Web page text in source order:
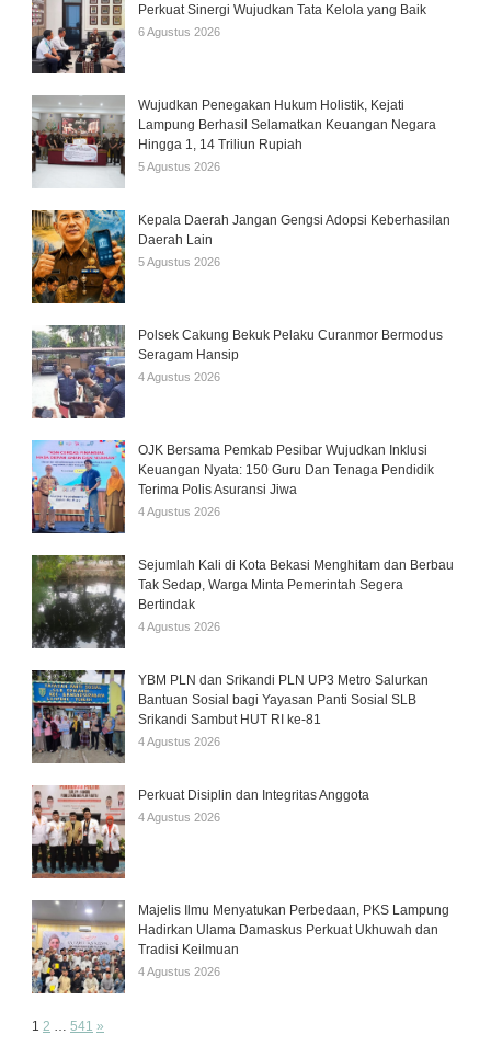
Perkuat Sinergi Wujudkan Tata Kelola yang Baik
6 Agustus 2026
Wujudkan Penegakan Hukum Holistik, Kejati
Lampung Berhasil Selamatkan Keuangan Negara
Hingga 1, 14 Triliun Rupiah
5 Agustus 2026
Kepala Daerah Jangan Gengsi Adopsi Keberhasilan
Daerah Lain
5 Agustus 2026
Polsek Cakung Bekuk Pelaku Curanmor Bermodus
Seragam Hansip
4 Agustus 2026
OJK Bersama Pemkab Pesibar Wujudkan Inklusi
Keuangan Nyata: 150 Guru Dan Tenaga Pendidik
Terima Polis Asuransi Jiwa
4 Agustus 2026
Sejumlah Kali di Kota Bekasi Menghitam dan Berbau
Tak Sedap, Warga Minta Pemerintah Segera
Bertindak
4 Agustus 2026
YBM PLN dan Srikandi PLN UP3 Metro Salurkan
Bantuan Sosial bagi Yayasan Panti Sosial SLB
Srikandi Sambut HUT RI ke-81
4 Agustus 2026
Perkuat Disiplin dan Integritas Anggota
4 Agustus 2026
Majelis Ilmu Menyatukan Perbedaan, PKS Lampung
Hadirkan Ulama Damaskus Perkuat Ukhuwah dan
Tradisi Keilmuan
4 Agustus 2026
Page:
1 2 541 Next
»